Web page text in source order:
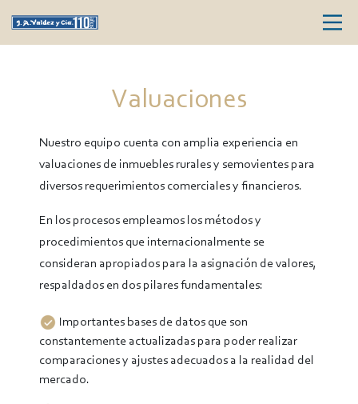
Valuaciones
Nuestro equipo cuenta con amplia experiencia en
valuaciones de inmuebles rurales y semovientes para
diversos requerimientos comerciales y financieros.
En los procesos empleamos los métodos y
procedimientos que internacionalmente se
consideran apropiados para la asignación de valores,
respaldados en dos pilares fundamentales:
Importantes bases de datos que son
constantemente actualizadas para poder realizar
comparaciones y ajustes adecuados a la realidad del
mercado.